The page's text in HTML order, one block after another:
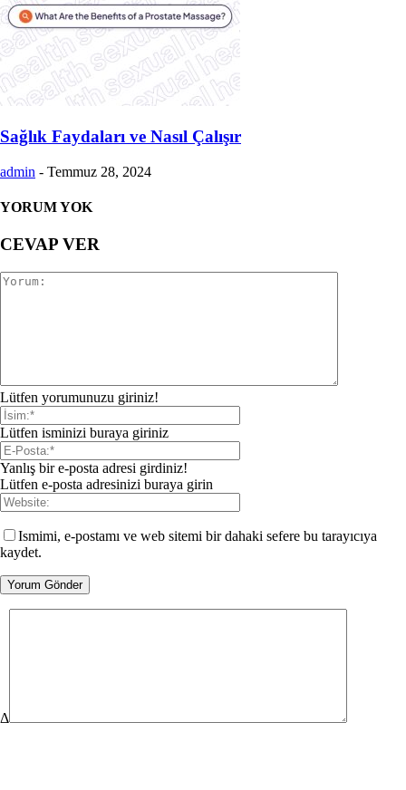
Sağlık Faydaları ve Nasıl Çalışır
admin - Temmuz 28, 2024
YORUM YOK
CEVAP VER
Lütfen yorumunuzu giriniz!
Lütfen isminizi buraya giriniz
Yanlış bir e-posta adresi girdiniz!
Lütfen e-posta adresinizi buraya girin
Ismimi, e-postamı ve web sitemi bir dahaki sefere bu tarayıcıya
kaydet.
Δ